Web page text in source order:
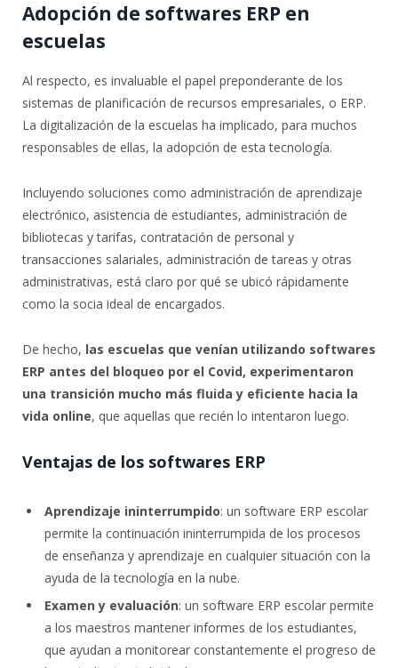
Adopción de softwares ERP en
escuelas
Al respecto, es invaluable el papel preponderante de los
sistemas de planificación de recursos empresariales, o ERP.
La digitalización de la escuelas ha implicado, para muchos
responsables de ellas, la adopción de esta tecnología.
Incluyendo soluciones como administración de aprendizaje
electrónico, asistencia de estudiantes, administración de
bibliotecas y tarifas, contratación de personal y
transacciones salariales, administración de tareas y otras
administrativas, está claro por qué se ubicó rápidamente
como la socia ideal de encargados.
De hecho, las escuelas que venían utilizando softwares
ERP antes del bloqueo por el Covid, experimentaron
una transición mucho más fluida y eficiente hacia la
vida online, que aquellas que recién lo intentaron luego.
Ventajas de los softwares ERP
Aprendizaje ininterrumpido: un software ERP escolar
permite la continuación ininterrumpida de los procesos
de enseñanza y aprendizaje en cualquier situación con la
ayuda de la tecnología en la nube.
Examen y evaluación: un software ERP escolar permite
a los maestros mantener informes de los estudiantes,
que ayudan a monitorear constantemente el progreso de